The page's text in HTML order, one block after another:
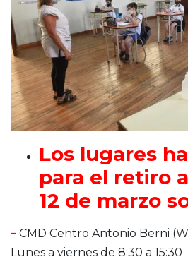
Los lugares
para el retiro
12 de marzo
– CMD Centro Antonio Berni
Lunes a viernes de 8:30 a 15:30